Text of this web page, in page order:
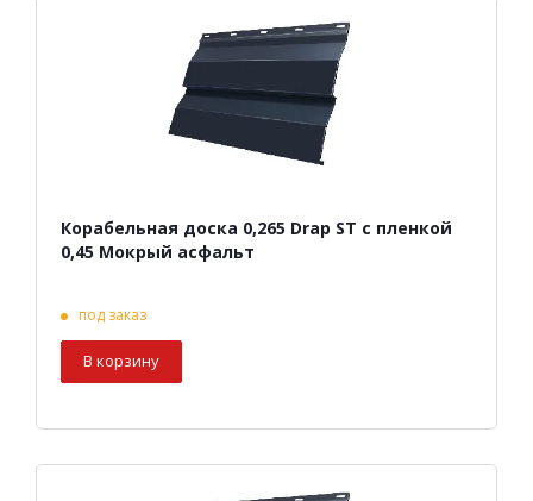
Корабельная доска 0,265 Drap ST с пленкой
0,45 Мокрый асфальт
под заказ
В корзину